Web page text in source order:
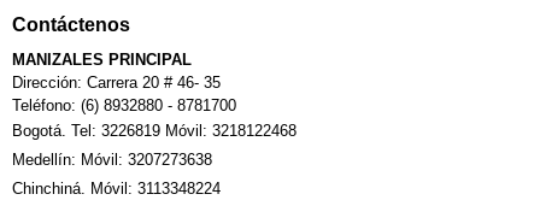
Contáctenos
MANIZALES PRINCIPAL
Dirección: Carrera 20 # 46- 35
Teléfono: (6) 8932880 - 8781700
Bogotá. Tel: 3226819 Móvil: 3218122468
Medellín: Móvil: 3207273638
Chinchiná. Móvil: 3113348224